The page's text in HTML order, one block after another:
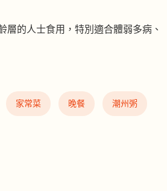
層的人士食用，特別適合體弱多病、
家常菜 晚餐 潮州粥